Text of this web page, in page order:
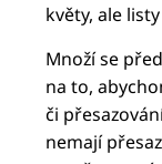
květy, ale
Množí se
na to,
či
nemají